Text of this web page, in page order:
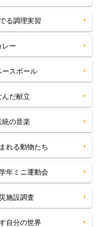
る調理実習
レー
ースボール
だ献立
の音楽
れる動物たち
年ミニ運動会
施設調査
自分の世界